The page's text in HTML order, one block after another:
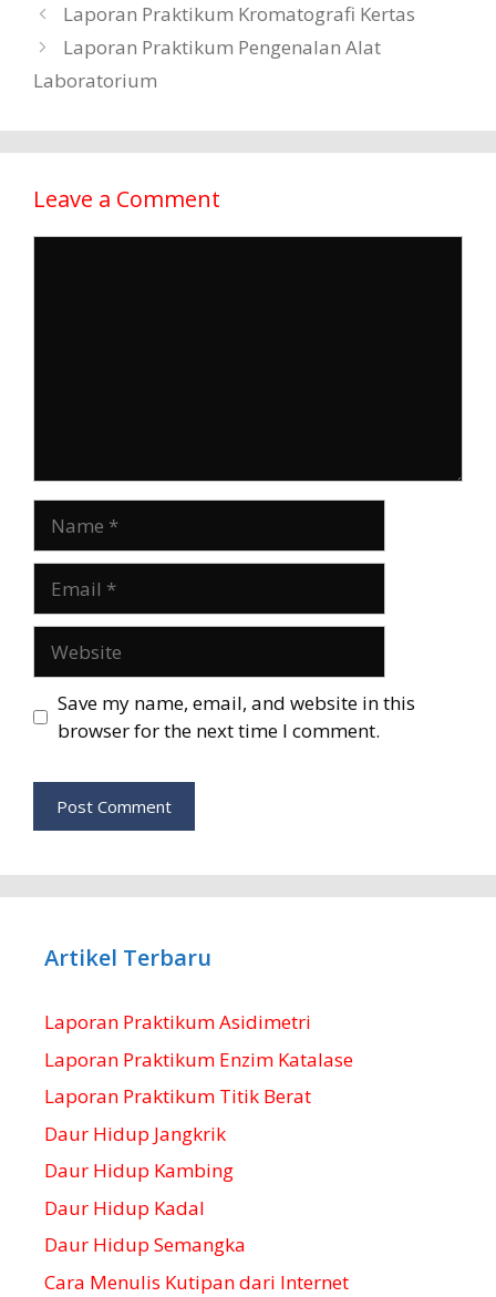
Laporan Praktikum Kromatografi Kertas
Laporan Praktikum Pengenalan Alat
Laboratorium
Leave a Comment
Save my name, email, and website in this
browser for the next time I comment.
Artikel Terbaru
Laporan Praktikum Asidimetri
Laporan Praktikum Enzim Katalase
Laporan Praktikum Titik Berat
Daur Hidup Jangkrik
Daur Hidup Kambing
Daur Hidup Kadal
Daur Hidup Semangka
Cara Menulis Kutipan dari Internet